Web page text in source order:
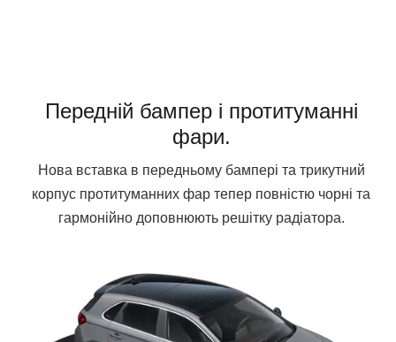
Передній бампер і протитуманні
фари.
Нова вставка в передньому бампері та трикутний
корпус протитуманних фар тепер повністю чорні та
гармонійно доповнюють решітку радіатора.